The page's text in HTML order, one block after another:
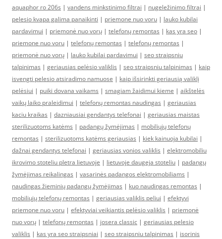
aquaphor ro 206s | vandens minkstinimo filtrai | nugeležinimo filtrai |
pelesio kvapa galima panaikinti | priemone nuo voru | lauko kubilai
pardavimui | priemonė nuo vorų | telefonų remontas | kas yra seo |
priemone nuo voru | telefonų remontas | telefonų remontas |
priemonė nuo vorų | lauko kubilai pardavimui | seo straipsniu
talpinimas | geriausias pelėsio valiklis | seo straipsniu talpinimas | kaip
isvengti pelesio atsiradimo namuose | kaip išsirinkti geriausią valiklį
pelėsiui | puiki dovana vaikams | smagiam žaidimui kieme | aikštelės
vaikų laiko praleidimui | telefonų remontas naudingas | geriausias
kaciu kraikas | dazniausiai gendantys telefonai | geriausias maistas
sterilizuotoms katėms | padangų žymėjimas | mobiliųjų telefonų
remontas | sterilizuotoms katėms geriausias | kiek kainuoja kubilai |
dažnai gendantys telefonai | geriausias vonios valiklis | elektromobiliu
ikrovimo stoteliu pletra lietuvoje | lietuvoje daugeja stoteliu | padangų
žymėjimas reikalingas | vasarinės padangos elektromobiliams |
naudingas žieminių padangų žymėjimas | kuo naudingas remontas |
mobiliųjų telefonų remontas | geriausias valiklis peliui | efektyvi
priemone nuo voru | efektyviai veikiantis pelėsio valiklis | priemonė
nuo vorų | telefonų remontas | josera classic | geriausias pelesio
valiklis | kas yra seo straipsniai | seo straipsniu talpinimas | isorinis